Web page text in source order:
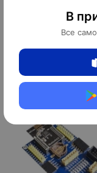
В
Все
Модуль Bluetooth DX-